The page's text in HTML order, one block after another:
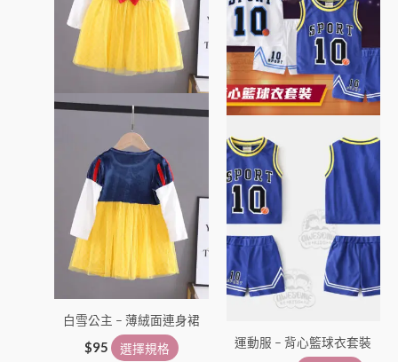
白雪公主 – 薄絨面連身裙
$95 選擇規格
種
款
式。
可
在
產
選
擇
項
運動服 – 背心籃球衣套裝
種
式。
可
在
產
品
頁
面
選
選
項